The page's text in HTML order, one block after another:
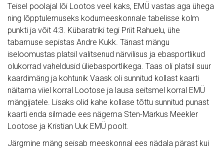
Teisel poolajal lõi Lootos veel kaks, EMÜ vastas aga ühega
ning lõpptulemuseks kodumeeskonnale tabelisse kolm
punkti ja võit 4:3. Kübaratriki tegi Priit Rahuelu, ühe
tabamuse sepistas Andre Kukk. Tänast mängu
iseloomustas platsil valitsenud närvilisus ja ebasportlikud
olukorrad vaheldusid üliebasportlikega. Taas oli platsil suur
kaardimäng ja kohtunik Vaask oli sunnitud kollast kaarti
näitama viiel korral Lootose ja lausa seitsmel korral EMÜ
mängijatele. Lisaks olid kahe kollase tõttu sunnitud punast
kaarti enda silmade ees nägema Sten-Markus Meekler
Lootose ja Kristian Uuk EMÜ poolt.
Järgmine mäng seisab meeskonnal ees nädala pärast kui